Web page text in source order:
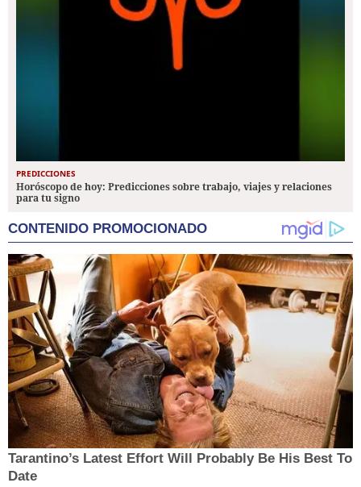
PREDICCIONES
Horóscopo de hoy: Predicciones sobre trabajo, viajes y relaciones
para tu signo
CONTENIDO PROMOCIONADO
Tarantino’s Latest Effort Will Probably Be His Best To
Date